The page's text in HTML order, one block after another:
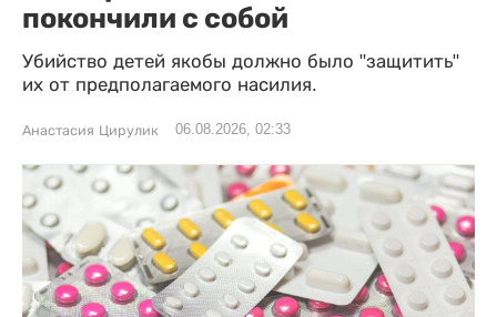
покончили с собой
Убийство детей якобы должно было "защитить"
их от предполагаемого насилия.
Анастасия Цирулик 06.08.2026, 02:33